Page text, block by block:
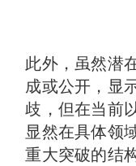
此外，虽然潜
成或公开，显
歧，但在当前
显然在具体领
重大突破的结